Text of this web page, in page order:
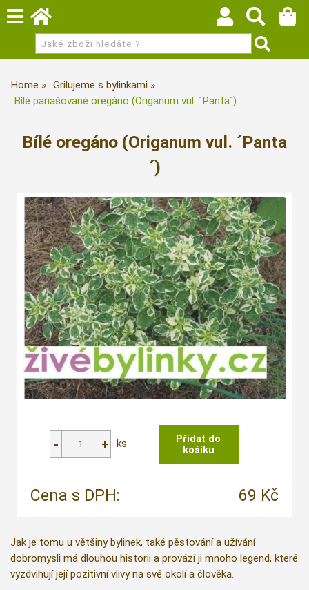
Home
Grilujeme s bylinkami
Bílé panašované oregáno (Origanum vul. ´Panta´)
Bílé oregáno (Origanum vul. ´Panta
´)
ks
Cena s DPH: 69 Kč
Jak je tomu u většiny bylinek, také pěstování a užívání
dobromysli má dlouhou historii a provází ji mnoho legend, které
vyzdvihují její pozitivní vlivy na své okolí a člověka.